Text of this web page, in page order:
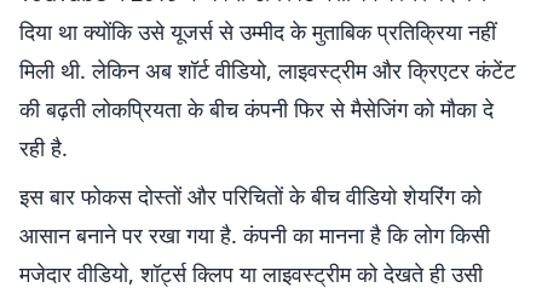
दिया था क्योंकि उसे यूजर्स से उम्मीद के मुताबिक प्रतिक्रिया नहीं
मिली थी. लेकिन अब शॉर्ट वीडियो, लाइवस्ट्रीम और क्रिएटर कंटेंट
की बढ़ती लोकप्रियता के बीच कंपनी फिर से मैसेजिंग को मौका दे
रही है.
इस बार फोकस दोस्तों और परिचितों के बीच वीडियो शेयरिंग को
आसान बनाने पर रखा गया है. कंपनी का मानना है कि लोग किसी
मजेदार वीडियो, शॉर्ट्स क्लिप या लाइवस्ट्रीम को देखते ही उसी